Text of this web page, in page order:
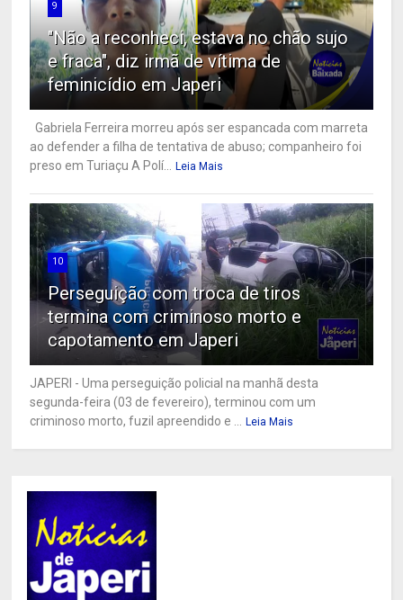
9
"Não a reconheci, estava no chão sujo
e fraca", diz irmã de vítima de
feminicídio em Japeri
Gabriela Ferreira morreu após ser espancada com marreta
ao defender a filha de tentativa de abuso; companheiro foi
preso em Turiaçu A Polí...
Leia Mais
10
Perseguição com troca de tiros
termina com criminoso morto e
capotamento em Japeri
JAPERI - Uma perseguição policial na manhã desta
segunda-feira (03 de fevereiro), terminou com um
criminoso morto, fuzil apreendido e ...
Leia Mais